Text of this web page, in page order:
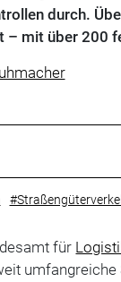
durch.
– mit über 200
für